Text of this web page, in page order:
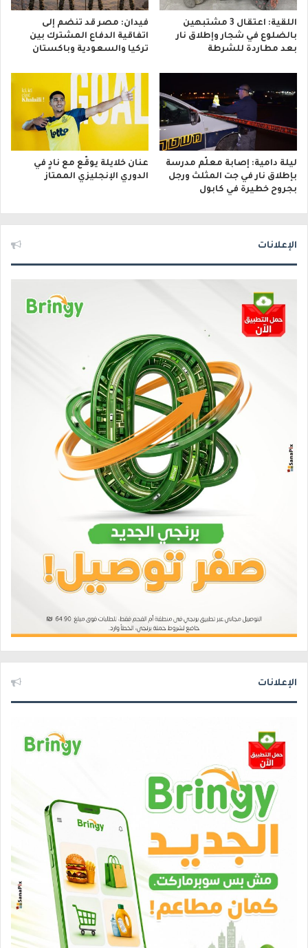
اللقية: اعتقال 3 مشتبهين
بالضلوع في شجار وإطلاق نار
بعد مطاردة للشرطة
فيدان: مصر قد تنضم إلى
اتفاقية الدفاع المشترك بين
تركيا والسعودية وباكستان
ليلة دامية: إصابة معلّم مدرسة
بإطلاق نار في جت المثلث ورجل
بجروح خطيرة في كابول
عنان خلايلة يوقّع مع نادٍ في
الدوري الإنجليزي الممتاز
الإعلانات
الإعلانات